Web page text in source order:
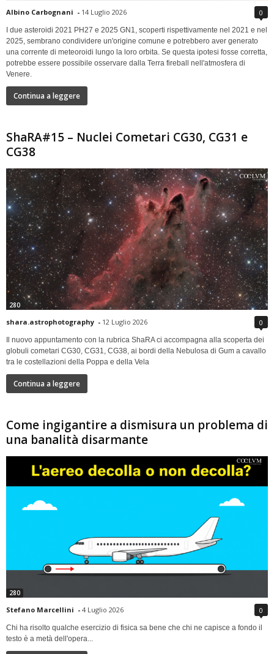
Albino Carbognani - 14 Luglio 2026 0
I due asteroidi 2021 PH27 e 2025 GN1, scoperti rispettivamente nel 2021 e nel
2025, sembrano condividere un'origine comune e potrebbero aver generato
una corrente di meteoroidi lungo la loro orbita. Se questa ipotesi fosse corretta,
potrebbe essere possibile osservare dalla Terra fireball nell'atmosfera di
Venere.
Continua a leggere
ShaRA#15 – Nuclei Cometari CG30, CG31 e
CG38
280
shara.astrophotography - 12 Luglio 2026 0
Il nuovo appuntamento con la rubrica ShaRA ci accompagna alla scoperta dei
globuli cometari CG30, CG31, CG38, ai bordi della Nebulosa di Gum a cavallo
tra le costellazioni della Poppa e della Vela
Continua a leggere
Come ingigantire a dismisura un problema di
una banalità disarmante
280
Stefano Marcellini - 4 Luglio 2026 0
Chi ha risolto qualche esercizio di fisica sa bene che chi ne capisce a fondo il
testo è a metà dell'opera...